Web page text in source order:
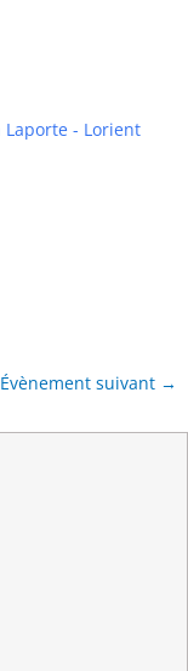
Laporte - Lorient
Évènement suivant →